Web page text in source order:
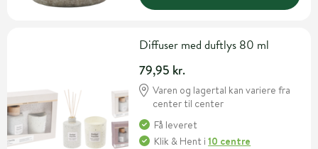
Diffuser med duftlys 80 ml
79,95 kr.
Varen og lagertal kan variere fra
center til center
Få leveret
Klik & Hent i10 centre